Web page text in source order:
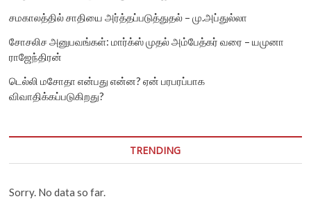
சமகாலத்தில் சாதியை அர்த்தப்படுத்துதல் – மு.அப்துல்லா
சோசலிச அனுபவங்கள்: மார்க்ஸ் முதல் அம்பேத்கர் வரை – யமுனா
ராஜேந்திரன்
டெல்லி மசோதா என்பது என்ன? ஏன் பரபரப்பாக
விவாதிக்கப்படுகிறது?
TRENDING
Sorry. No data so far.